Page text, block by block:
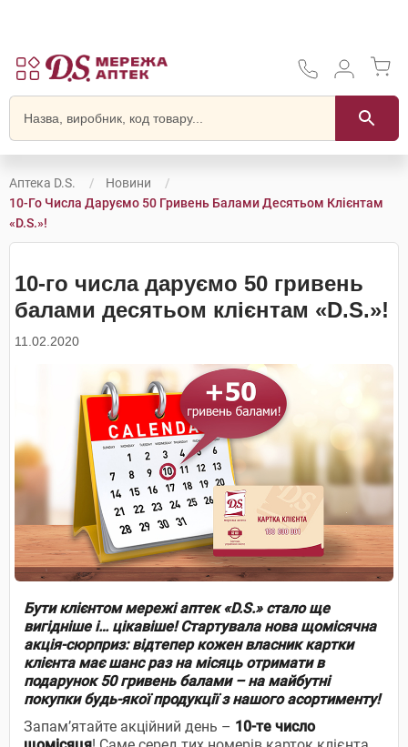
Аптека D.S.
Новини
10-Го Числа Даруємо 50 Гривень Балами Десятьом Клієнтам
«D.S.»!
10-го числа даруємо 50 гривень
балами десятьом клієнтам «D.S.»!
11.02.2020
Бути клієнтом мережі аптек «D.S.» стало ще
вигідніше і… цікавіше! Стартувала нова щомісячна
акція-сюрприз: відтепер кожен власник картки
клієнта має шанс раз на місяць отримати в
подарунок 50 гривень балами – на майбутні
покупки будь-якої продукції з нашого асортименту!
Запам’ятайте акційний день – 10-те число